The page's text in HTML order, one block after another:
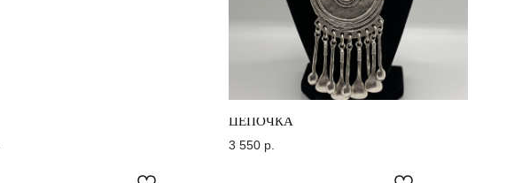
ЦЕПОЧКА
3 550 р.